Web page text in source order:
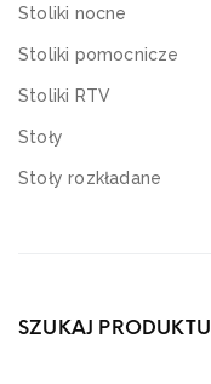
Stoliki nocne
Stoliki pomocnicze
Stoliki RTV
Stoły
Stoły rozkładane
SZUKAJ PRODUKTU